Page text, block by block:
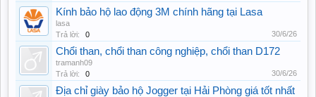
Kính bảo hộ lao động 3M chính hãng tại Lasa
lasa
Trả lời:
0 30/6/26
Chổi than, chổi than công nghiệp, chổi than D172
tramanh09
Trả lời:
0 30/6/26
Địa chỉ giày bảo hộ Jogger tại Hải Phòng giá tốt nhất